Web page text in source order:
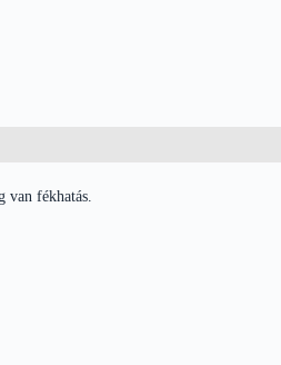
van fékhatás.